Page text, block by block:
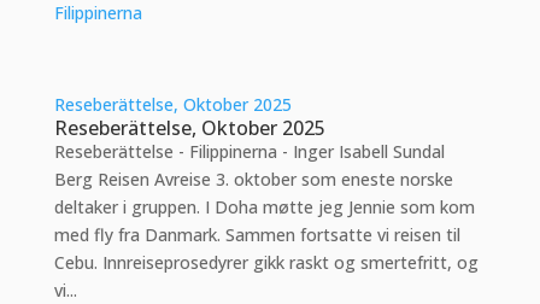
Filippinerna
Reseberättelse, Oktober 2025
Reseberättelse, Oktober 2025
Reseberättelse - Filippinerna - Inger Isabell Sundal
Berg Reisen Avreise 3. oktober som eneste norske
deltaker i gruppen. I Doha møtte jeg Jennie som kom
med fly fra Danmark. Sammen fortsatte vi reisen til
Cebu. Innreiseprosedyrer gikk raskt og smertefritt, og
vi...